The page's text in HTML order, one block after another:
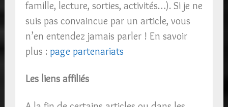
famille, lecture, sorties, activités…). Si je ne
suis pas convaincue par un article, vous
n’en entendez jamais parler ! En savoir
plus : page partenariats
Les liens affiliés